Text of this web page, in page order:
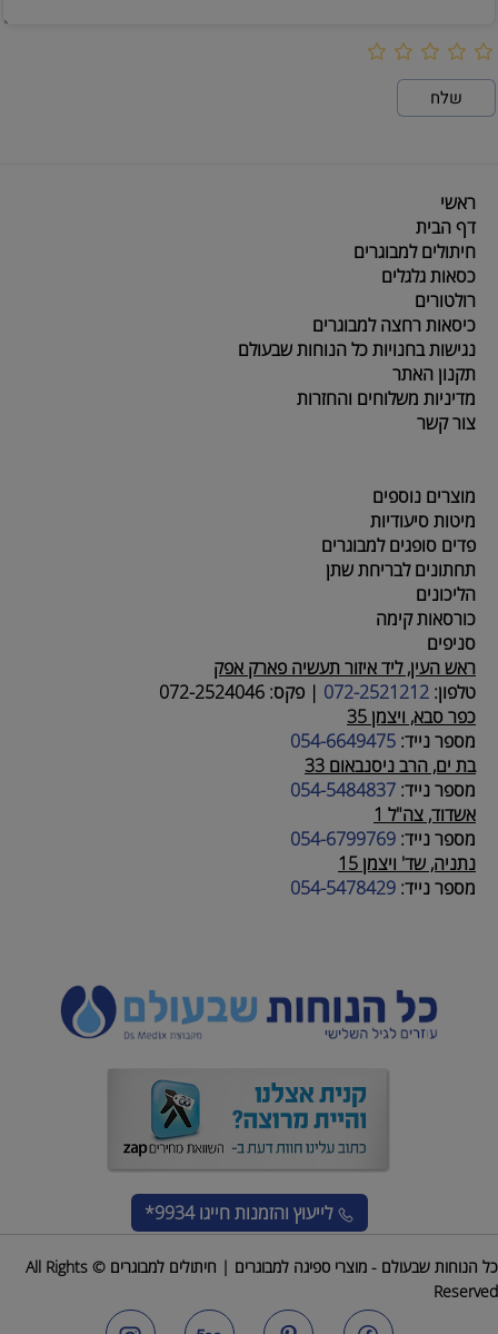
ראשי
דף הבית
חיתולים למבוגרים
כסאות גלגלים
רולטורים
כיסאות רחצה למבוגרים
נגישות בחנויות כל הנוחות שבעולם
תקנון האתר
מדיניות משלוחים והחזרות
צור קשר
מוצרים נוספים
מיטות סיעודיות
פדים סופגים למבוגרים
תחתונים לבריחת שתן
הליכונים
כורסאות קימה
סניפים
ראש העין, ליד איזור תעשיה פארק אפק
טלפון: 072-2521212
| פקס:
כפר סבא, ויצמן 35
מספר נייד: 054-6649475
בת ים, הרב ניסנבאום 33
מספר נייד: 054-5484837
אשדוד, צה"ל 1
מספר נייד: 054-6799769
נתניה, שד' ויצמן 15
מספר נייד: 054-5478429
לייעוץ והזמנותחייגו 9934*
כל הנוחות שבעולם - מוצרי ספיגה למבוגרים | חיתולים למבוגרים © All Rights
Reserved